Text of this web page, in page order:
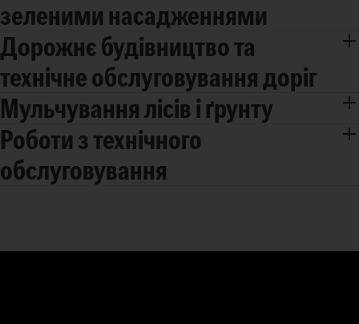
зеленими насадженнями
Дорожнє будівництво та
технічне обслуговування доріг
Мульчування лісів і ґрунту
Роботи з технічного
обслуговування